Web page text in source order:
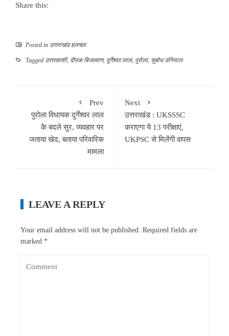
Share this:
Posted in उत्तराखंड हलचल
Tagged उत्तरकाशी, दीपक बिजल्वाण, दुर्गेश्वर लाल, पुरोला, सुबोध उनियाल
Prev
पुरोला विधायक दुर्गेश्वर लाल
के बदले सुर, व्यवहार पर
जताया खेद, बताया परिवारिक
मामला
Next
उत्तराखंड : UKSSSC
कराएगा ये 13 परीक्षाएं,
UKPSC से मिलेंगी वापस
LEAVE A REPLY
Your email address will not be published. Required fields are
marked *